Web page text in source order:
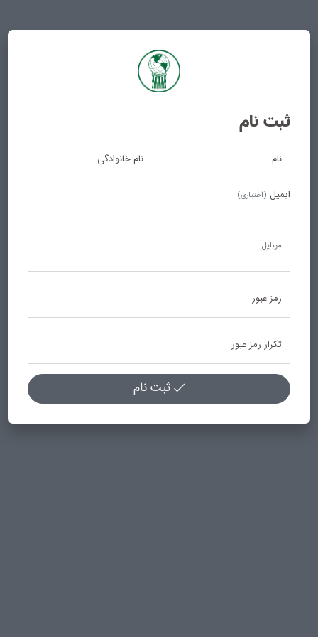
ثبت نام
نام نام خانوادگی
ایمیل (اختیاری)
موبایل
رمز عبور
تکرار رمز عبور
ثبت نام